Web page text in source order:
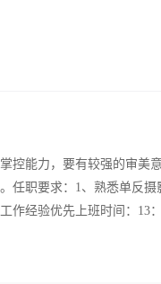
能力，要有较强的审美
任职要求：1、熟悉单反
经验优先上班时间：13